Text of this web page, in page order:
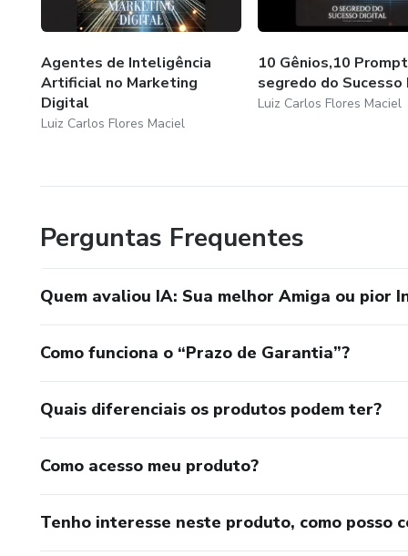
Agentes de Inteligência
Artificial no Marketing
Digital
Luiz Carlos Flores Maciel
10 Gênios,10
segredo do
Luiz Carlos Flores Maciel
Perguntas Frequentes
Quem avaliou IA: Sua melhor Amiga ou pior
Como funciona o “Prazo de Garantia”?
Quais diferenciais os produtos podem ter?
Como acesso meu produto?
Tenho interesse neste produto, como posso